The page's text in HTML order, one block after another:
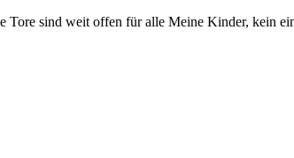
sind weit offen für alle Meine Kinder, kein